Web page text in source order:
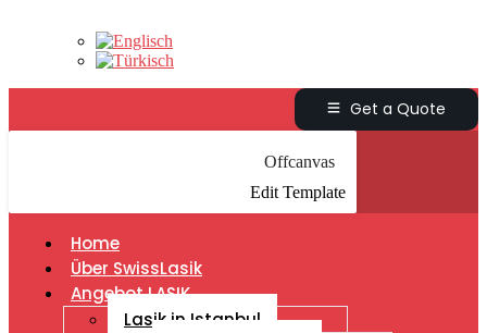
Get a Quote
Offcanvas
Edit Template
Home
Über SwissLasik
Angebot LASIK
Lasik in Istanbul